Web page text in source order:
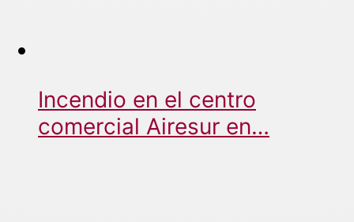
Incendio en el centro
comercial Airesur en…